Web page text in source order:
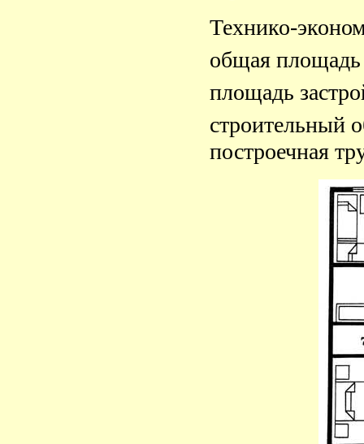
Технико-
общая
площадь
строительный
построечная